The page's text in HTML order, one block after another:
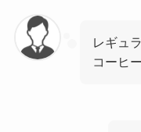
レギュ
コーヒ